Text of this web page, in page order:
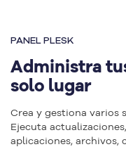
PANEL PLESK
Administra
solo lugar
Crea y gestiona varios
Ejecuta
aplicaciones, archivos,